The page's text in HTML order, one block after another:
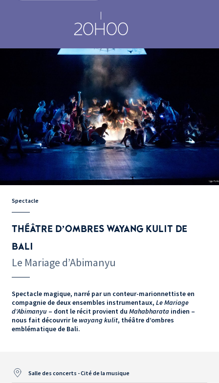
20H00
Spectacle
THÉÂTRE D’OMBRES WAYANG KULIT DE
BALI
Le Mariage d’Abimanyu
Spectacle magique, narré par un conteur-marionnettiste en
compagnie de deux ensembles instrumentaux, Le Mariage
d’Abimanyu – dont le récit provient du Mahabharata indien –
nous fait découvrir le wayang kulit, théâtre d’ombres
emblématique de Bali.
Salle des concerts - Cité de la musique